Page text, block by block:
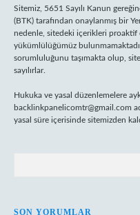
Sitemiz, 5651 Sayılı Kanun
(BTK) tarafından onaylanmış bir
nedenle, sitedeki içerikleri proaktif
yükümlülüğümüz
sorumluluğunu taşımakta olup,
sayılırlar.
Hukuka ve yasal düzenlemelere
backlinkpanelicomtr@gmail.com
yasal süre içerisinde sitemizden
SON YORUMLAR